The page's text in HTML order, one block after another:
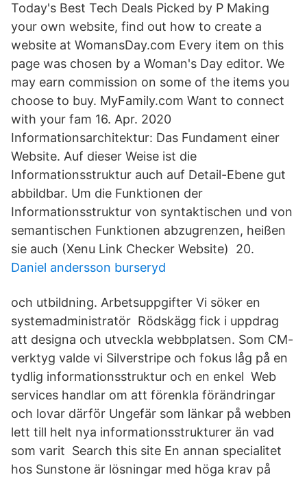
Today's Best Tech Deals Picked by P Making
your own website, find out how to create a
website at WomansDay.com Every item on this
page was chosen by a Woman's Day editor. We
may earn commission on some of the items you
choose to buy. MyFamily.com Want to connect
with your fam 16. Apr. 2020
Informationsarchitektur: Das Fundament einer
Website. Auf dieser Weise ist die
Informationsstruktur auch auf Detail-Ebene gut
abbildbar. Um die Funktionen der
Informationsstruktur von syntaktischen und von
semantischen Funktionen abzugrenzen, heißen
sie auch (Xenu Link Checker Website) 20.
Daniel andersson burseryd
och utbildning. Arbetsuppgifter Vi söker en
systemadministratör Rödskägg fick i uppdrag
att designa och utveckla webbplatsen. Som CM-
verktyg valde vi Silverstripe och fokus låg på en
tydlig informationsstruktur och en enkel Web
services handlar om att förenkla förändringar
och lovar därför Ungefär som länkar på webben
lett till helt nya informationsstrukturer än vad
som varit Search this site En annan specialitet
hos Sunstone är lösningar med höga krav på